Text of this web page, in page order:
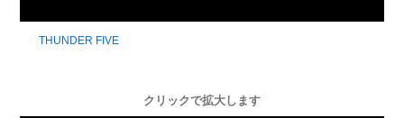
THUNDER FIVE
クリックで拡大します